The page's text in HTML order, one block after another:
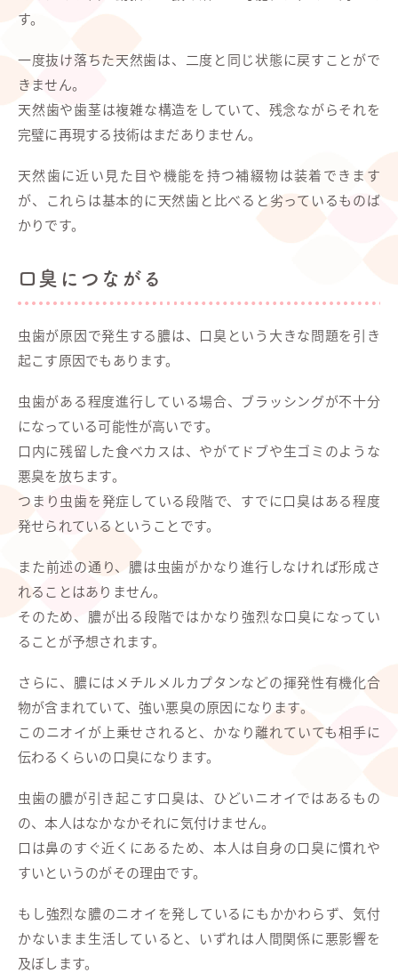
す。
一度抜け落ちた天然歯は、二度と同じ状態に戻すことがで
きません。
天然歯や歯茎は複雑な構造をしていて、残念ながらそれを
完璧に再現する技術はまだありません。
天然歯に近い見た目や機能を持つ補綴物は装着できます
が、これらは基本的に天然歯と比べると劣っているものば
かりです。
口臭につながる
虫歯が原因で発生する膿は、口臭という大きな問題を引き
起こす原因でもあります。
虫歯がある程度進行している場合、ブラッシングが不十分
になっている可能性が高いです。
口内に残留した食べカスは、やがてドブや生ゴミのような
悪臭を放ちます。
つまり虫歯を発症している段階で、すでに口臭はある程度
発せられているということです。
また前述の通り、膿は虫歯がかなり進行しなければ形成さ
れることはありません。
そのため、膿が出る段階ではかなり強烈な口臭になってい
ることが予想されます。
さらに、膿にはメチルメルカプタンなどの揮発性有機化合
物が含まれていて、強い悪臭の原因になります。
このニオイが上乗せされると、かなり離れていても相手に
伝わるくらいの口臭になります。
虫歯の膿が引き起こす口臭は、ひどいニオイではあるもの
の、本人はなかなかそれに気付けません。
口は鼻のすぐ近くにあるため、本人は自身の口臭に慣れや
すいというのがその理由です。
もし強烈な膿のニオイを発しているにもかかわらず、気付
かないまま生活していると、いずれは人間関係に悪影響を
及ぼします。